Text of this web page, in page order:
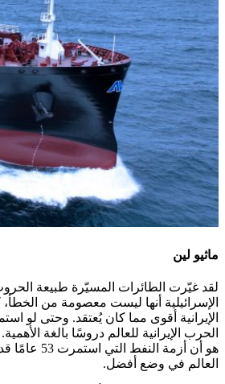
ماثيو لين
لقد غيّرت الطائرات المسيّرة طبيعة
الإسرائيلية أنها ليست معصومة من الخطأ،
الإيرانية أقوى مما كان يُعتقد. وحتى لو
الحرب الإيرانية للعالم دروسًا بالغة
هو أن أزمة
العالم في وضع أفضل.